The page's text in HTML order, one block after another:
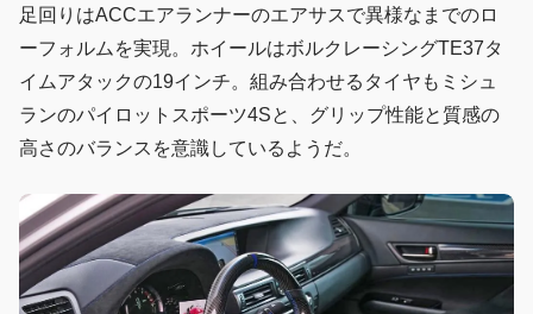
足回りはACCエアランナーのエアサスで異様なまでのロ
ーフォルムを実現。ホイールはボルクレーシングTE37タ
イムアタックの19インチ。組み合わせるタイヤもミシュ
ランのパイロットスポーツ4Sと、グリップ性能と質感の
高さのバランスを意識しているようだ。